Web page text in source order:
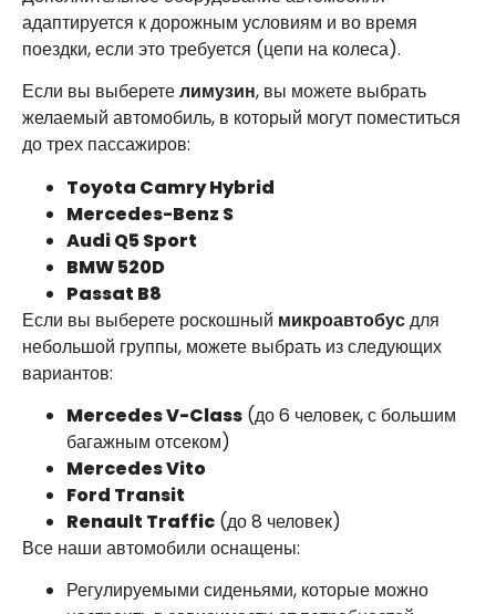
адаптируется к дорожным условиям и во время
поездки, если это требуется (цепи на колеса).
Если вы выберетелимузин, вы можете выбрать
желаемый автомобиль, в который могут поместиться
до трех пассажиров:
Toyota Camry Hybrid
Mercedes-Benz S
Audi Q5 Sport
BMW 520D
Passat B8
Если вы выберете роскошный микроавтобусдля
небольшой группы, можете выбрать из следующих
вариантов:
Mercedes V-Class (до 6 человек, с большим
багажным отсеком)
Mercedes Vito
Ford Transit
Renault Traffic (до 8 человек)
Все наши автомобили оснащены:
Регулируемыми сиденьями, которые можно